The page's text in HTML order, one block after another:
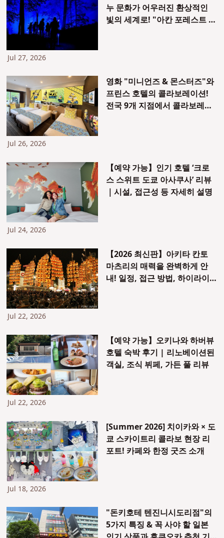
누 문화가 어우러진 환상적인
빛의 세계로! "아칸 포레스트 나
Jul 27, 2026
영화 "미니언즈 & 몬스터즈"와
프린스 호텔의 콜라보레이션!
전국 9개 지점에서 콜라보레이
Jul 26, 2026
【예약 가능】인기 호텔 ‘크로
스 스위트 도쿄 아사쿠사’ 리뷰
｜시설, 접근성 등 자세히 설명
Jul 24, 2026
【2026 최신판】아키타 칸토
마츠리의 매력을 완벽하게 안
내! 일정, 접근 방법, 하이라이
Jul 22, 2026
【예약 가능】오키나와 하버뷰
호텔 숙박 후기 | 리노베이션된
객실, 조식 뷔페, 가든 풀 리뷰
Jul 22, 2026
[Summer 2026] 치이카와 × 도
쿄 스카이트리 콜라보 현장 리
포트! 카페와 한정 굿즈 소개
Jul 18, 2026
"돈키호테 텐진니시도리점"의
5가지 특징 & 꼭 사야 할 일본